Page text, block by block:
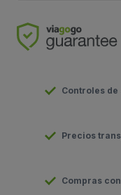
Controles
Precios
Compras